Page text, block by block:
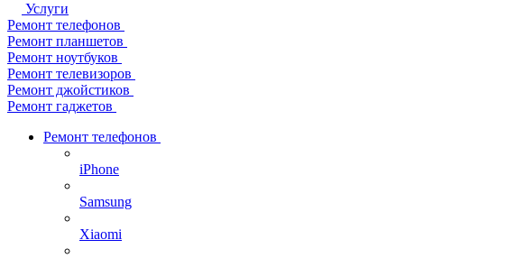
Услуги
Ремонт телефонов
Ремонт планшетов
Ремонт ноутбуков
Ремонт телевизоров
Ремонт джойстиков
Ремонт гаджетов
Ремонт телефонов
iPhone
Samsung
Xiaomi